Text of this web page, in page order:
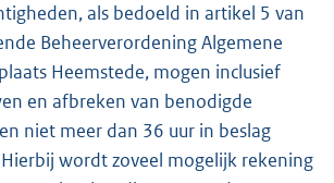
als bedoeld in artikel 5 van
Beheerverordening Algemene
Heemstede, mogen inclusief
en afbreken van benodigde
niet meer dan 36 uur in beslag
wordt zoveel mogelijk rekening